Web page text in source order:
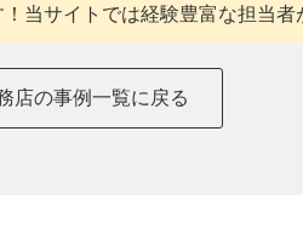
当サイトでは経験豊富な担当者
店の事例一覧に戻る